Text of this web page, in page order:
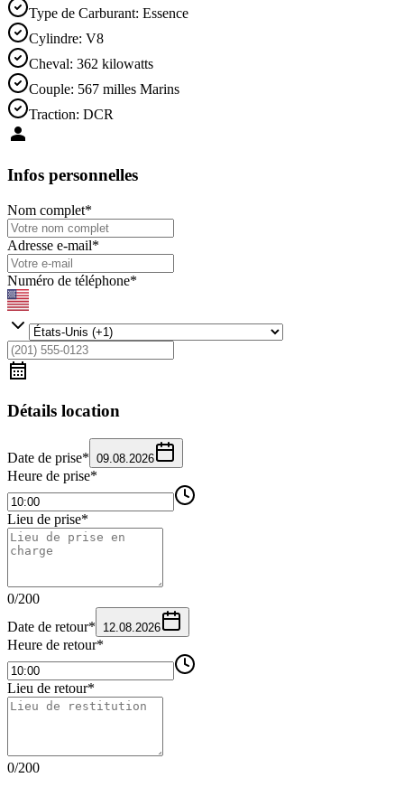
Type de Carburant: Essence
Cylindre: V8
Cheval: 362 kilowatts
Couple: 567 milles Marins
Traction: DCR
Infos personnelles
Nom complet*
Adresse e-mail*
Numéro de téléphone*
Détails location
Date de prise* 09.08.2026
Heure de prise*
Lieu de prise*
0/200
Date de retour* 12.08.2026
Heure de retour*
Lieu de retour*
0/200